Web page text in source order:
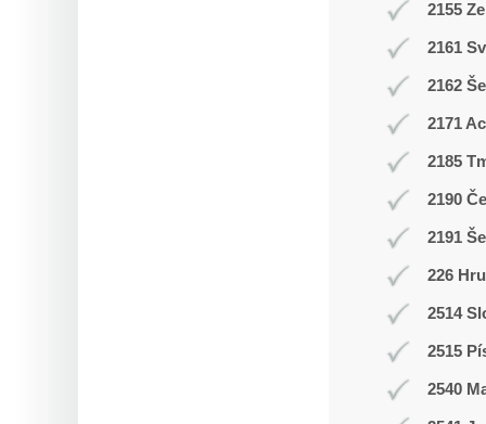
2155
2161
2162
2171
2185
2190
2191
226
2514
2515
2540